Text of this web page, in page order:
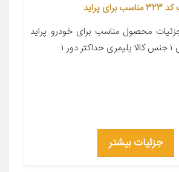
پراید
محصول مناسب برای خودرو پراید
۱
جزئیات بیشتر